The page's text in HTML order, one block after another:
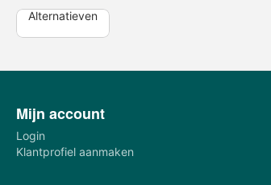
Alternatieven
Mijn account
Login
Klantprofiel aanmaken